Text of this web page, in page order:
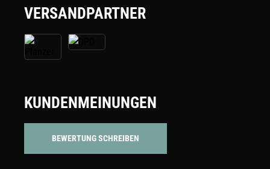
VERSANDPARTNER
KUNDENMEINUNGEN
BEWERTUNG SCHREIBEN